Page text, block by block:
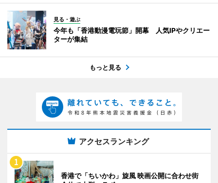
見る・遊ぶ
今年も「香港動漫電玩節」開幕 人気IPやクリエー
ターが集結
もっと見る
アクセスランキング
香港で「ちいかわ」旋風 映画公開に合わせ街